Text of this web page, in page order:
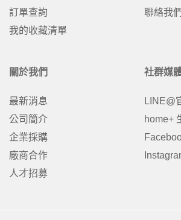
訂單查詢
我的收藏清單
聯絡我們
關於我們
最新消息
公司簡介
企業採購
廠商合作
人才招募
社群媒
LINE@
home+